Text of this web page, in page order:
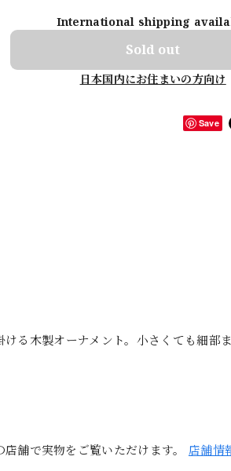
International shipping
Sold out
日本国内にお住まいの方向け
Save
る木製オーナメント。小さくても細部
舗で実物をご覧いただけます。 店舗情